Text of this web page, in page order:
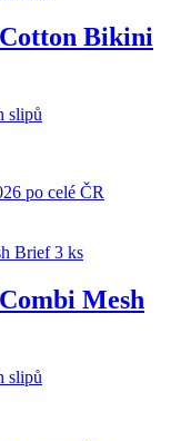
Bikini
slipů
po celé ČR
Mesh
slipů